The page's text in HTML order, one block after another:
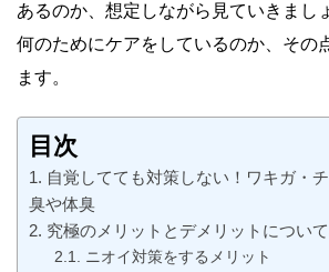
あるのか、想定しながら見ていきまし
何のためにケアをしているのか、その
ます。
目次
自覚してても対策しない！ワキガ・
臭や体臭
究極のメリットとデメリットについ
ニオイ対策をするメリット